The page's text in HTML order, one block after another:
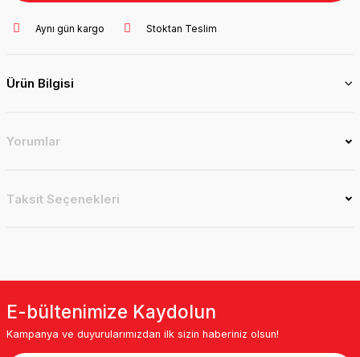
Aynı gün kargo Stoktan Teslim
Ürün Bilgisi
Yorumlar
Taksit Seçenekleri
E-bültenimize Kaydolun
Kampanya ve duyurularımızdan ilk sizin haberiniz olsun!